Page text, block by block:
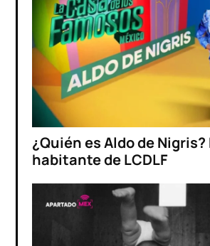
¿Quién es Aldo de
habitante de LCDLF